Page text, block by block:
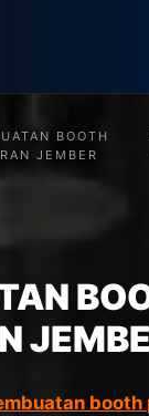
BOOTH
JEMBER
booth